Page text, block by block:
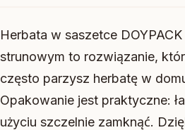
Herbata w saszetce
strunowym to rozwiązanie,
często parzysz herbatę w
Opakowanie jest praktyczne:
użyciu szczelnie zamknąć.